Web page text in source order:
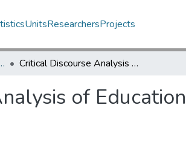
UnitsResearchersProjects
of Elementary Education Critical Discourse Analysis of Education Phenomenon in Government Plans
of